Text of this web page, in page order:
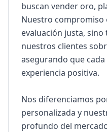
buscan vender oro,
Nuestro compromiso
evaluación justa,
nuestros clientes
asegurando que
experiencia positiva.
Nos diferenciamos
personalizada y
profundo del